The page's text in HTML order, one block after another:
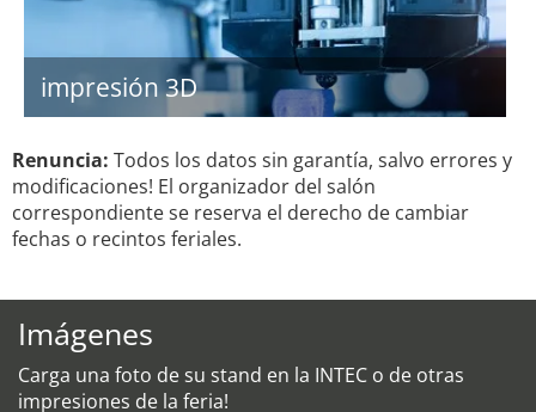
impresión 3D
Renuncia: Todos los datos sin garantía, salvo errores y
modificaciones! El organizador del salón
correspondiente se reserva el derecho de cambiar
fechas o recintos feriales.
Imágenes
Carga una foto de su stand en la INTEC o de otras
impresiones de la feria!